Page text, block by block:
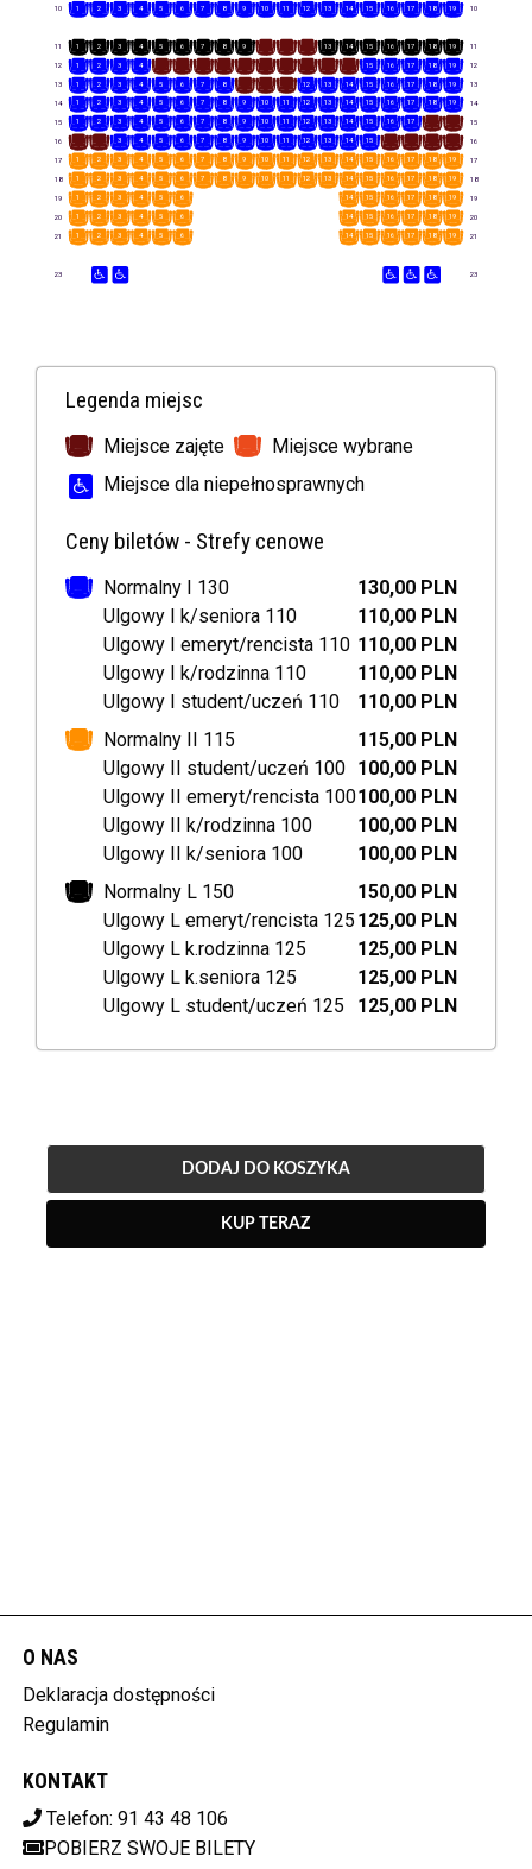
19
18
17
16
15
14
13
12
11
10
9
8
7
6
5
4
3
2
1
19
18
17
16
15
14
13
9
8
7
6
5
4
3
2
1
19
18
17
16
15
4
3
2
1
19
18
17
16
15
14
13
12
8
7
6
5
4
3
2
1
19
18
17
16
15
14
13
12
11
10
9
8
7
6
5
4
3
2
1
17
16
15
14
13
12
11
10
9
8
7
6
5
4
3
2
1
15
14
13
12
11
10
9
8
7
6
5
4
3
19
18
17
16
15
14
13
12
11
10
9
8
7
6
5
4
3
2
1
19
18
17
16
15
14
13
12
11
10
9
8
7
6
5
4
3
2
1
19
18
17
16
15
14
6
5
4
3
2
1
19
18
17
16
15
14
6
5
4
3
2
1
19
18
17
16
15
14
6
5
4
3
2
1
10 10
11 11
12 12
13 13
14 14
15 15
16 16
17 17
18 18
19 19
20 20
21 21
23 23
Legenda miejsc
Miejsce zajęte
Miejsce wybrane
Miejsce dla niepełnosprawnych
Ceny biletów - Strefy cenowe
Normalny I 130
130,00 PLN
Ulgowy I k/seniora 110
110,00 PLN
Ulgowy I emeryt/rencista 110 110,00 PLN
Ulgowy I k/rodzinna 110
110,00 PLN
Ulgowy I student/uczeń 110
110,00 PLN
Normalny II 115
115,00 PLN
Ulgowy II student/uczeń 100 100,00 PLN
Ulgowy II emeryt/rencista 100100,00 PLN
Ulgowy II k/rodzinna 100
100,00 PLN
Ulgowy II k/seniora 100
100,00 PLN
Normalny L 150
150,00 PLN
Ulgowy L emeryt/rencista 125 125,00 PLN
Ulgowy L k.rodzinna 125
125,00 PLN
Ulgowy L k.seniora 125
125,00 PLN
Ulgowy L student/uczeń 125
125,00 PLN
DODAJ DO KOSZYKA
KUP TERAZ
O NAS
Deklaracja dostępności
Regulamin
KONTAKT
Telefon: 91 43 48 106
POBIERZ SWOJE BILETY